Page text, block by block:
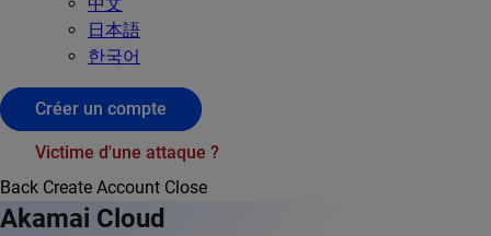
中文
日本語
한국어
Créer un compte
Victime d'une attaque ?
Back Create Account Close
Akamai Cloud